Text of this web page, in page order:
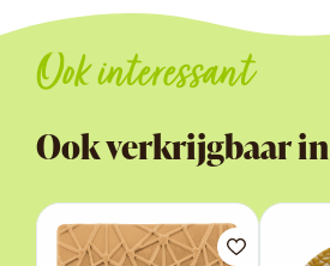
Ook interessant
Ook verkrijgbaar in